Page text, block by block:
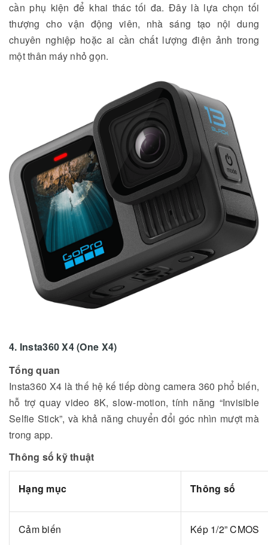
cần phụ kiện để khai thác tối đa. Đây là lựa chọn tối
thượng cho vận động viên, nhà sáng tạo nội dung
chuyên nghiệp hoặc ai cần chất lượng điện ảnh trong
một thân máy nhỏ gọn.
4. Insta360 X4 (One X4)
Tổng quan
Insta360 X4 là thế hệ kế tiếp dòng camera 360 phổ biến,
hỗ trợ quay video 8K, slow-motion, tính năng “Invisible
Selfie Stick”, và khả năng chuyển đổi góc nhìn mượt mà
trong app.
Thông số kỹ thuật
Hạng mục Thông số
Cảm biến Kép 1/2” CMOS